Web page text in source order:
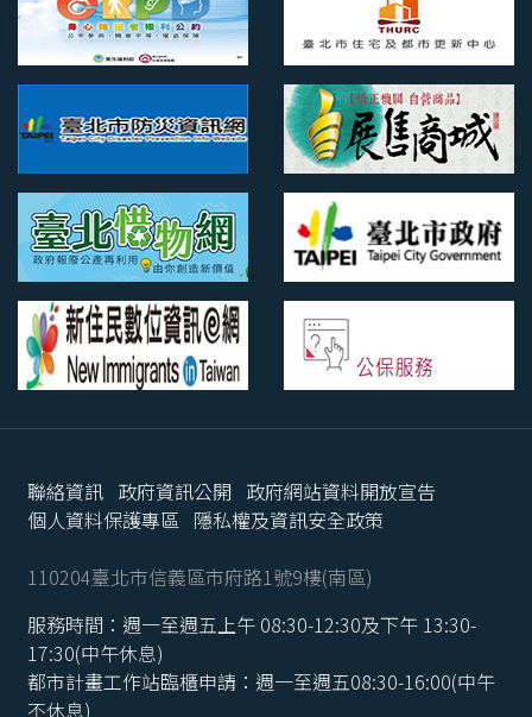
聯絡資訊 政府資訊公開 政府網站資料開放宣告
個人資料保護專區 隱私權及資訊安全政策
110204臺北市信義區市府路1號9樓(南區)
服務時間：週一至週五上午 08:30-12:30及下午 13:30-
17:30(中午休息)
都市計畫工作站臨櫃申請：週一至週五08:30-16:00(中午
不休息)